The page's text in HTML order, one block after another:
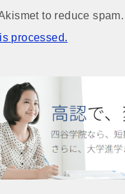
to reduce spam.
processed.